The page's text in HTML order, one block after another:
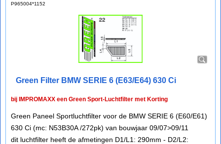
P965004*1152
Green Filter BMW SERIE 6 (E63/E64) 630 Ci
bij IMPROMAXX een Green Sport-Luchtfilter met Korting
Green Paneel Sportluchtfilter voor de BMW SERIE 6 (E60/E61)
630 Ci (mc: N53B30A /272pk) van bouwjaar 09/07>09/11
dit luchtfilter heeft de afmetingen D1/L1: 290mm - D2/L2: